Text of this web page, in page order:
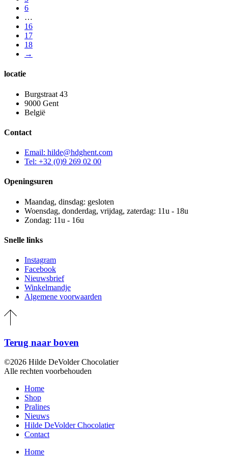
6
…
16
17
18
→
locatie
Burgstraat 43
9000 Gent
België
Contact
Email: hilde@hdghent.com
Tel: +32 (0)9 269 02 00
Openingsuren
Maandag, dinsdag: gesloten
Woensdag, donderdag, vrijdag, zaterdag: 11u - 18u
Zondag: 11u - 16u
Snelle links
Instagram
Facebook
Nieuwsbrief
Winkelmandje
Algemene voorwaarden
Terug naar boven
©2026 Hilde DeVolder Chocolatier
Alle rechten voorbehouden
Home
Shop
Pralines
Nieuws
Hilde DeVolder Chocolatier
Contact
Home